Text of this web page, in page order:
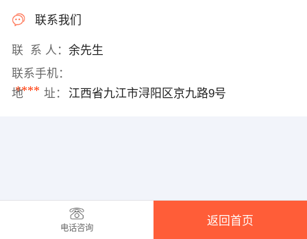
联系我们
联 系 人： 余先生
联系手机：
****
地 址： 江西省九江市浔阳区京九路9号
电话咨询
返回首页